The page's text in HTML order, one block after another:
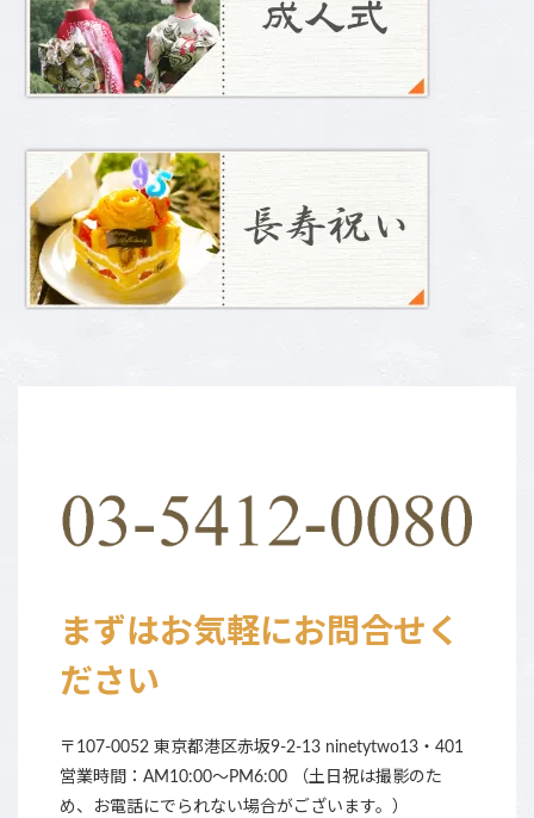
まずはお気軽にお問合せく
ださい
〒107-0052 東京都港区赤坂9-2-13 ninetytwo13・401
営業時間：AM10:00～PM6:00 （土日祝は撮影のた
め、お電話にでられない場合がございます。）